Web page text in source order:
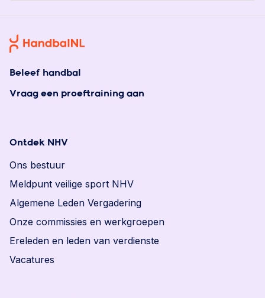
Beleef handbal
Vraag een proeftraining aan
Ontdek NHV
Ons bestuur
Meldpunt veilige sport NHV
Algemene Leden Vergadering
Onze commissies en werkgroepen
Ereleden en leden van verdienste
Vacatures